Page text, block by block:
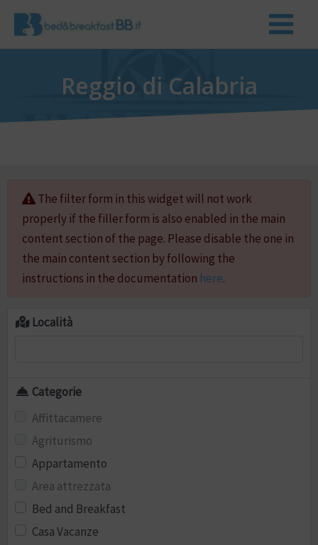
Reggio di Calabria
The filter form in this widget will not work
properly if the filler form is also enabled in the main
content section of the page. Please disable the one in
the main content section by following the
instructions in the documentation here.
Località
Categorie
Affittacamere
Agriturismo
Appartamento
Area attrezzata
Bed and Breakfast
Casa Vacanze